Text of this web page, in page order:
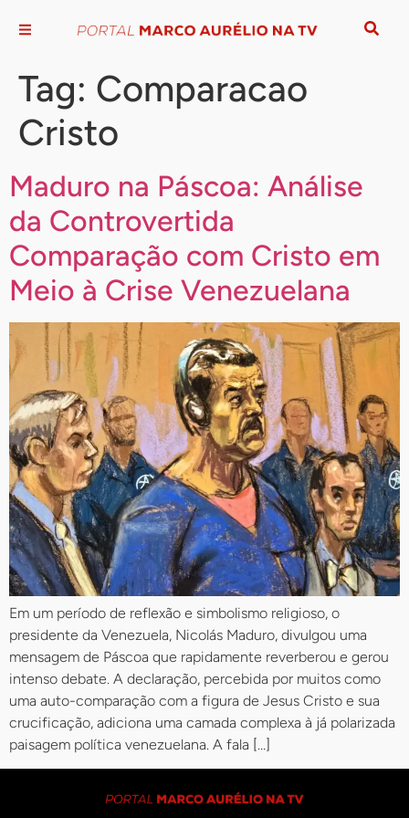
Tag: Comparacao
Cristo
Maduro na Páscoa: Análise
da Controvertida
Comparação com Cristo em
Meio à Crise Venezuelana
Em um período de reflexão e simbolismo religioso, o
presidente da Venezuela, Nicolás Maduro, divulgou uma
mensagem de Páscoa que rapidamente reverberou e gerou
intenso debate. A declaração, percebida por muitos como
uma auto-comparação com a figura de Jesus Cristo e sua
crucificação, adiciona uma camada complexa à já polarizada
paisagem política venezuelana. A fala […]